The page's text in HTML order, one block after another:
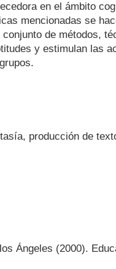
en el ámbito
mencionadas se
de métodos,
y estimulan las
producción de
Ángeles (2000).